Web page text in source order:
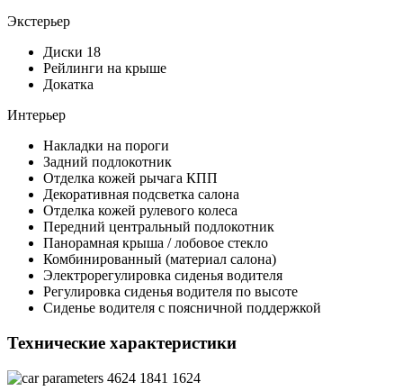
Экстерьер
Диски 18
Рейлинги на крыше
Докатка
Интерьер
Накладки на пороги
Задний подлокотник
Отделка кожей рычага КПП
Декоративная подсветка салона
Отделка кожей рулевого колеса
Передний центральный подлокотник
Панорамная крыша / лобовое стекло
Комбинированный (материал салона)
Электрорегулировка сиденья водителя
Регулировка сиденья водителя по высоте
Сиденье водителя с поясничной поддержкой
Технические характеристики
4624 1841 1624